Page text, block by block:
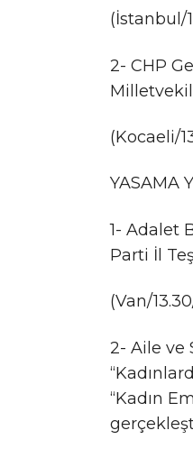
(İstanbul/
2- CHP
(Kocaeli/
YASAMA
1- Adalet
Parti İl
(Van/
2- Aile ve
“Kadın